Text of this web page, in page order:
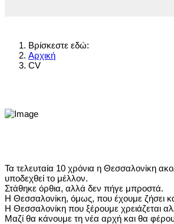
Βρίσκεστε εδώ:
Αρχική
CV
Τα τελευταία 10 χρόνια η Θεσσαλονίκη
υποδεχθεί το μέλλον.
Στάθηκε όρθια, αλλά δεν πήγε μπροστά.
Η Θεσσαλονίκη, όμως, που έχουμε ζήσει
Η Θεσσαλονίκη που ξέρουμε χρειάζεται
Μαζί θα κάνουμε τη νέα αρχή και θα